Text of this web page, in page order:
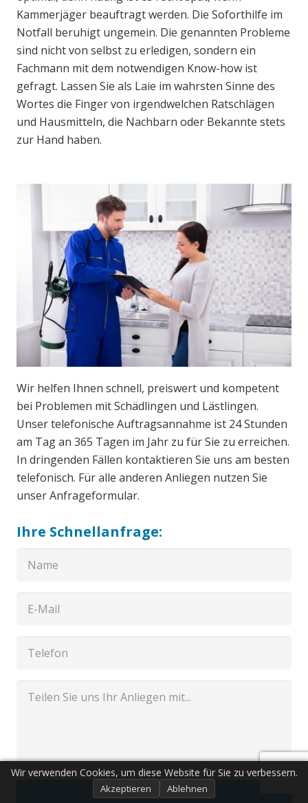
Kammerjäger beauftragt werden. Die Soforthilfe im
Notfall beruhigt ungemein. Die genannten Probleme
sind nicht von selbst zu erledigen, sondern ein
Fachmann mit dem notwendigen Know-how ist
gefragt. Lassen Sie als Laie im wahrsten Sinne des
Wortes die Finger von irgendwelchen Ratschlägen
und Hausmitteln, die Nachbarn oder Bekannte stets
zur Hand haben.
Wir helfen Ihnen schnell, preiswert und kompetent
bei Problemen mit Schädlingen und Lästlingen.
Unser telefonische Auftragsannahme ist 24 Stunden
am Tag an 365 Tagen im Jahr zu für Sie zu erreichen.
In dringenden Fällen kontaktieren Sie uns am besten
telefonisch. Für alle anderen Anliegen nutzen Sie
unser Anfrageformular.
Ihre Schnellanfrage:
Senden
Wir verwenden Cookies, um diese Website für Sie zu verbessern.
Akzeptieren Ablehnen